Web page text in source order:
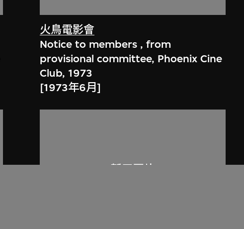
火鳥電影會
Notice to members , from
provisional committee, Phoenix Cine
Club, 1973
[1973年6月]